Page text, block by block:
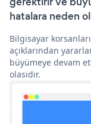
hatalara neden
Bilgisayar
açıklarından
büyümeye devam
olasıdır.